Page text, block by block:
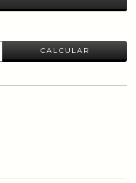
CALCULAR